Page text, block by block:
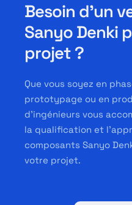
Besoin d’un
Sanyo Denki
projet ?
Que vous soyez en
prototypage ou en
d’ingénieurs vous
la qualification et
composants Sanyo
votre projet.